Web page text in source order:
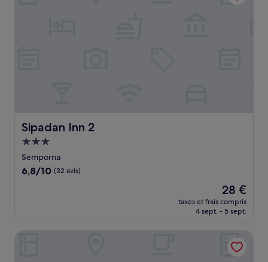
Sipadan Inn 2
Sipadan Inn 2
Hébergement
3.0 étoiles
Semporna
6.8
6,8/10 (32 avis)
Le
nouveau
prix
de
28 €
28 €
taxes et frais compris
4 sept. - 5 sept.